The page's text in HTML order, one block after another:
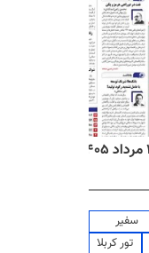
سفیر
تور کربلا